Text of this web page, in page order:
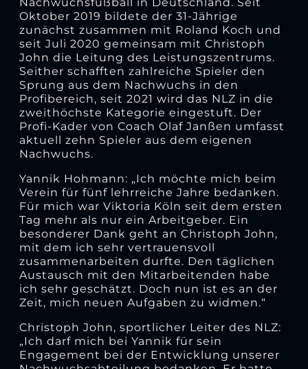
Oktober 2019 bildete der 31-Jährige
zunächst zusammen mit Roland Koch und
seit Juli 2020 gemeinsam mit Christoph
John die Leitung des Leistungszentrums.
Seither schafften zahlreiche Spieler den
Sprung aus dem Nachwuchs in den
Profibereich, seit 2021 wird das NLZ in die
zweithöchste Kategorie eingestuft. Der
Profi-Kader von Coach Olaf Janßen umfasst
aktuell zehn Spieler aus dem eigenen
Nachwuchs.
Yannik Hohmann: „Ich möchte mich beim
Verein für fünf lehrreiche Jahre bedanken.
Für mich war Viktoria Köln seit dem ersten
Tag mehr als nur ein Arbeitgeber. Ein
besonderer Dank geht an Christoph John,
mit dem ich sehr vertrauensvoll
zusammenarbeiten durfte. Den täglichen
Austausch mit den Mitarbeitenden habe
ich sehr geschätzt. Doch nun ist es an der
Zeit, mich neuen Aufgaben zu widmen.“
Christoph John, sportlicher Leiter des NLZ:
„Ich darf mich bei Yannik für sein
Engagement bei der Entwicklung unserer